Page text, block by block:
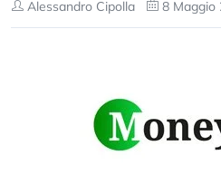
Alessandro Cipolla 8 Maggio